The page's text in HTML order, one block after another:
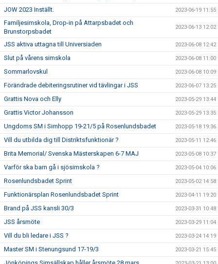
JOW 2023 Inställt. 2023-06-19 11:55
Familjesimskola, Drop-in på Attarpsbadet och
Brunstorpsbadet
2023-06-13 12:02
JSS aktiva uttagna till Universiaden 2023-06-08 12:42
Slut på vårens simskola 2023-06-08 11:00
Sommarlovskul 2023-06-08 10:09
Förändrade debiteringsrutiner vid tävlingar i JSS 2023-06-07 13:25
Grattis Nova och Elly 2023-05-29 13:44
Grattis Victor Johansson 2023-05-29 13:35
Ungdoms SM i Simhopp 19-21/5 på Rosenlundsbadet 2023-05-18 19:36
Vill du utbilda dig till Distriktsfunktionär ? 2023-05-11 12:46
Brita Memorial/ Svenska Mästerskapen 6-7 MAJ 2023-05-08 10:37
Varför ska barn gå i sjösimskola ? 2023-05-04 10:06
Rosenlundsbadet Sprint 2023-05-02 14:58
Funktionärsplan Rosenlundsbadet Sprint 2023-04-11 19:20
Brand på JSS kansli 30/3 2023-03-31 10:48
JSS årsmöte 2023-03-29 11:04
Vill du bli ledare i JSS ? 2023-03-24 14:19
Master SM i Stenungsund 17-19/3 2023-03-21 15:45